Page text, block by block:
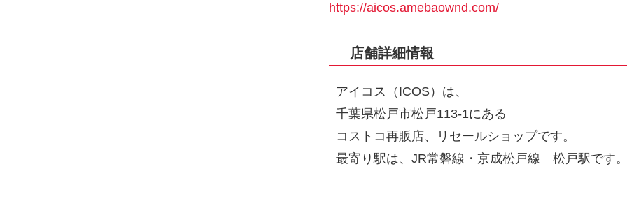
https://aicos.amebaownd.com/
店舗詳細情報
アイコス（ICOS）は、
千葉県松戸市松戸113-1にある
コストコ再販店、リセールショップです。
最寄り駅は、JR常磐線・京成松戸線 松戸駅です。